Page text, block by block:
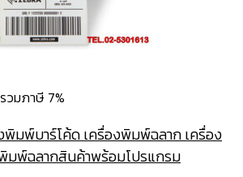
วมภาษี 7%
พิมพ์บาร์โค้ด เครื่องพิมพ์ฉลาก เครื่อง
มพ์ฉลากสินค้าพร้อมโปรแกรม